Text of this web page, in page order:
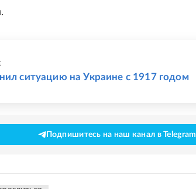
ситуацию на Украине с 1917 годом
Подпишитесь на наш канал в Telegram